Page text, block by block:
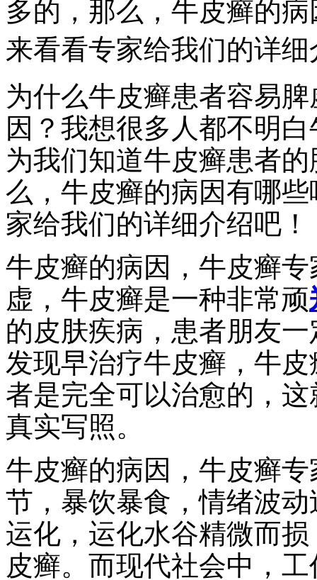
多的，那么，牛皮癣的
来看看专家给我们的详
为什么牛皮癣患者容易
因？我想很多人都不明
为我们知道牛皮癣患者
么，牛皮癣的病因有哪
家给我们的详细介绍吧！
牛皮癣的病因，牛皮癣
虚，牛皮癣是一种非常顽
的皮肤疾病，患者朋友
发现早治疗牛皮癣，牛
者是完全可以治愈的，
真实写照。
牛皮癣的病因，牛皮癣
节，暴饮暴食，情绪波
运化，运化水谷精微而
皮癣。而现代社会中，